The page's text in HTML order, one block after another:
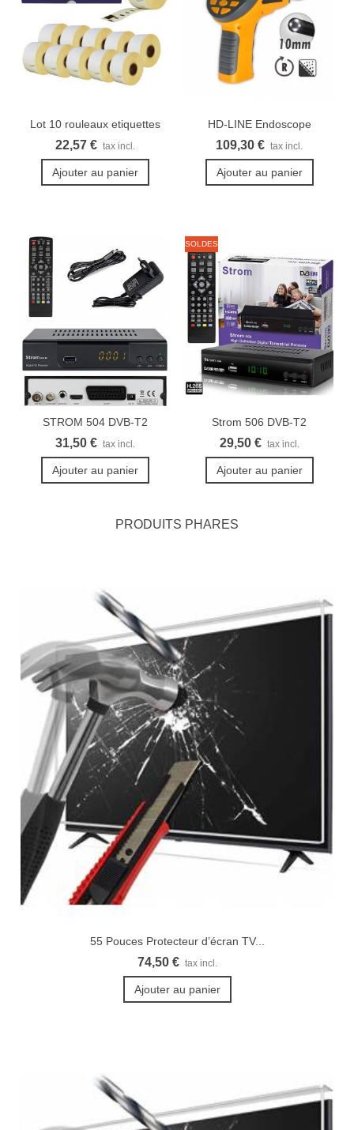
Lot 10 rouleaux etiquettes
Seiko...
22,57 € tax incl.
Ajouter au panier
HD-LINE Endoscope
industriel...
109,30 € tax incl.
Ajouter au panier
STROM 504 DVB-T2
démodulateur...
31,50 € tax incl.
Ajouter au panier
SOLDES
Strom 506 DVB-T2
Récepteur...
29,50 € tax incl.
Ajouter au panier
PRODUITS PHARES
55 Pouces Protecteur d’écran TV...
74,50 € tax incl.
Ajouter au panier